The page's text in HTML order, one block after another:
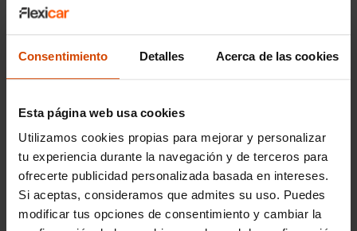
Consentimiento Detalles Acerca de las cookies
Esta página web usa cookies
Utilizamos cookies propias para mejorar y personalizar
tu experiencia durante la navegación y de terceros para
ofrecerte publicidad personalizada basada en intereses.
Si aceptas, consideramos que admites su uso. Puedes
modificar tus opciones de consentimiento y cambiar la